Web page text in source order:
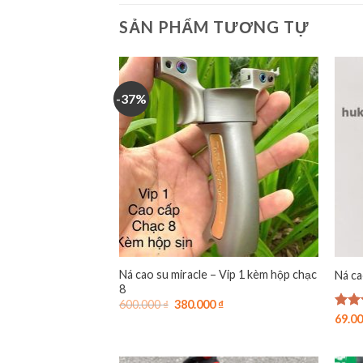
SẢN PHẨM TƯƠNG TỰ
-37%
Ná cao su miracle – Vip 1 kèm hộp chạc
8
600.000₫ Giá
380.000₫Giá
Ná
Được